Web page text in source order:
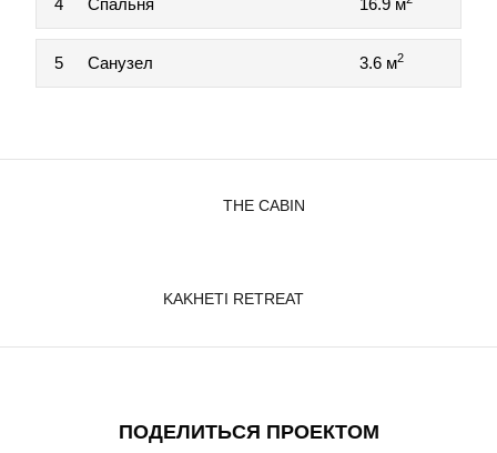
4 Спальня 16.9 м
5 Санузел 3.6 м2
THE CABIN
KAKHETI RETREAT
ПОДЕЛИТЬСЯ ПРОЕКТОМ